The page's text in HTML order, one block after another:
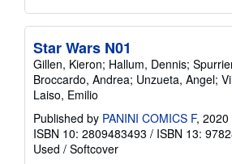
Star Wars N01
Gillen, Kieron; Hallum, Dennis;
Broccardo, Andrea; Unzueta, Angel;
Laiso, Emilio
Published by PANINI COMICS F, 2020
ISBN 10: 2809483493 / ISBN 13:
Used / Softcover